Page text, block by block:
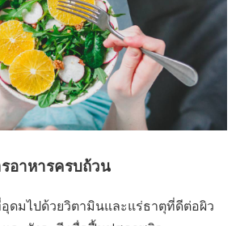
อาหารครบถ้วน
ดมไปด้วยวิตามินและแร่ธาตุที่ดีต่อผิว